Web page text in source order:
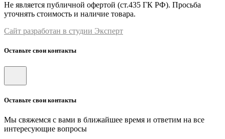
Не является публичной офертой (ст.435 ГК РФ). Просьба
уточнять стоимость и наличие товара.
Сайт разработан в студии Эксперт
Оставьте свои контакты
Оставьте свои контакты
Мы свяжемся с вами в ближайшее время и ответим на все
интересующие вопросы